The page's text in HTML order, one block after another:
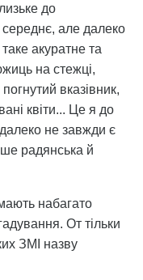
до
але далеко
акуратне та
на стежці,
вказівник,
квіти... Це я до
не завжди є
радянська й
набагато
От тільки
ЗМІ назву